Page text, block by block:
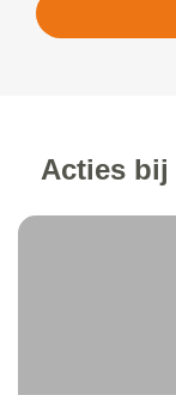
Acties bij